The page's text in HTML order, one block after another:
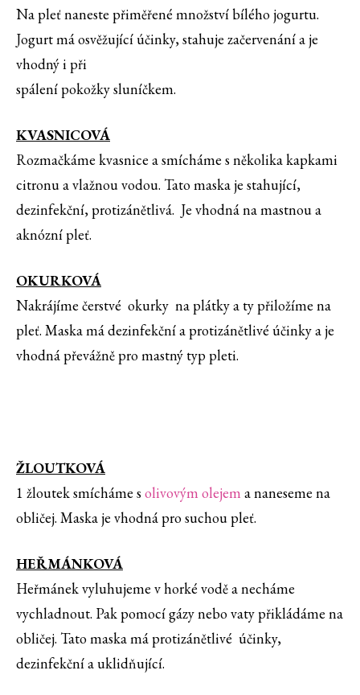
Na pleť naneste přiměřené množství bílého jogurtu.
Jogurt má osvěžující účinky, stahuje začervenání a je
vhodný i při
spálení pokožky sluníčkem.
KVASNICOVÁ
Rozmačkáme kvasnice a smícháme s několika kapkami
citronu a vlažnou vodou. Tato maska je stahující,
dezinfekční, protizánětlivá. Je vhodná na mastnou a
aknózní pleť.
OKURKOVÁ
Nakrájíme čerstvé okurky na plátky a ty přiložíme na
pleť. Maska má dezinfekční a protizánětlivé účinky a je
vhodná převážně pro mastný typ pleti.
ŽLOUTKOVÁ
1 žloutek smícháme s olivovým olejem a naneseme na
obličej. Maska je vhodná pro suchou pleť.
HEŘMÁNKOVÁ
Heřmánek vyluhujeme v horké vodě a necháme
vychladnout. Pak pomocí gázy nebo vaty přikládáme na
obličej. Tato maska má protizánětlivé účinky,
dezinfekční a uklidňující.